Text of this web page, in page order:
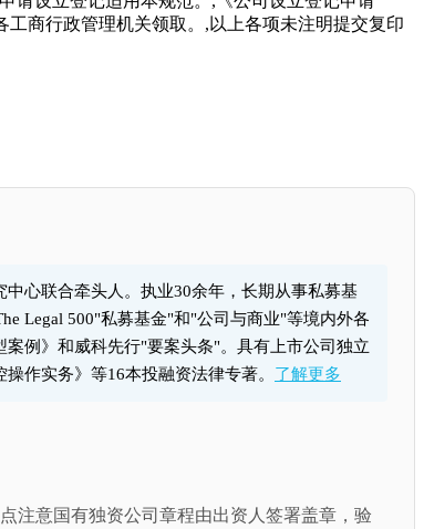
工商行政管理机关领取。,以上各项未注明提交复印
心联合牵头人。执业30余年，长期从事私募基
Legal 500"私募基金"和"公司与商业"等境内外各
例》和威科先行"要案头条"。具有上市公司独立
作实务》等16本投融资法律专著。 了解更多
注意国有独资公司章程由出资人签署盖章，验